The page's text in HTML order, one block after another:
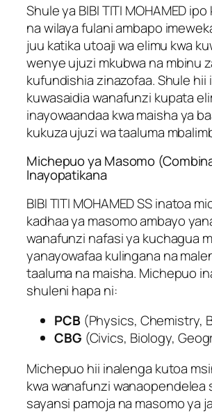
Shule ya BIBI TITI MOHAMED
na wilaya fulani ambapo
juu katika utoaji wa elimu kwa
wenye ujuzi mkubwa na mbinu
kufundishia zinazofaa. Shule hii
kuwasaidia wanafunzi kupata
inayowaandaa kwa maisha ya
kukuza ujuzi wa taaluma
Michepuo ya Masomo
Inayopatikana
BIBI TITI MOHAMED SS inatoa
kadhaa ya masomo ambayo
wanafunzi nafasi ya kuchagua
yanayowafaa kulingana na
taaluma na maisha. Michepuo
shuleni hapa ni:
PCB (Physics, Chemistry,
CBG (Civics, Biology,
Michepuo hii inalenga kutoa
kwa wanafunzi wanaopendelea
sayansi pamoja na masomo ya